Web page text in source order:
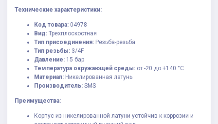
Технические характеристики:
Код товара: 04978
Вид: Трехплоскостная
Тип присоединения: Резьба-резьба
Тип резьбы: 3/4F
Давление: 15 бар
Температура окружающей среды: от -20 до +140 °С
Материал: Никелированная латунь
Производитель: SMS
Преимущества:
Корпус из никелированной латуни устойчив к коррозии и